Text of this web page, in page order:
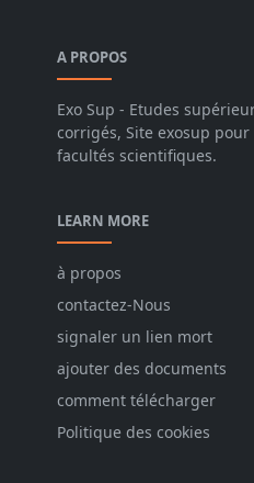
A PROPOS
Exo Sup - Etudes
corrigés, Site exosup
facultés scientifiques.
LEARN MORE
à propos
contactez-Nous
signaler un lien mort
ajouter des documents
comment télécharger
Politique des cookies